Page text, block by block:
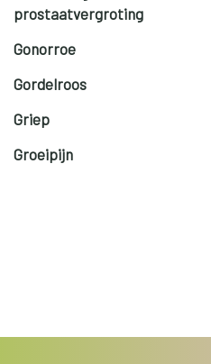
prostaatvergroting
Gonorroe
Gordelroos
Griep
Groeipijn